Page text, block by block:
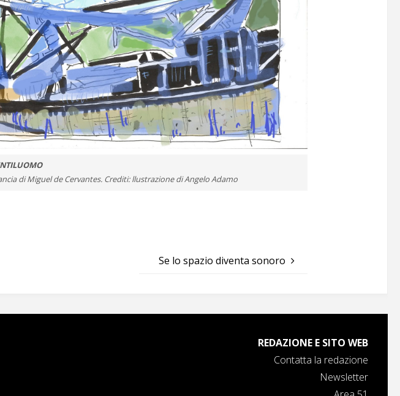
di Miguel de Cervantes. Crediti: llustrazione di Angelo Adamo
Se lo spazio diventa sonoro
REDAZIONE E SITO WEB
Contatta la redazione
Newsletter